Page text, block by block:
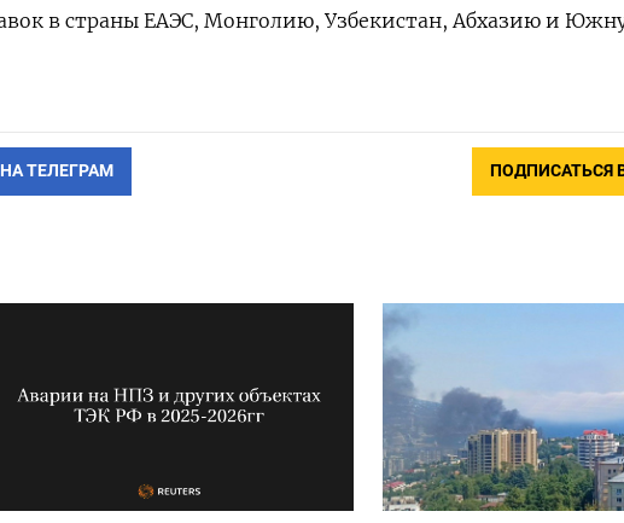
в страны ЕАЭС, Монголию, Узбекистан, Абхазию и
ТЕЛЕГРАМ ПОДПИСАТЬСЯ В